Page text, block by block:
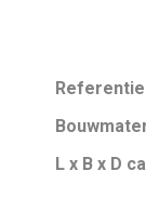
L x B x D ca